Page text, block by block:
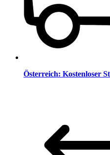
Österreich: Kostenloser